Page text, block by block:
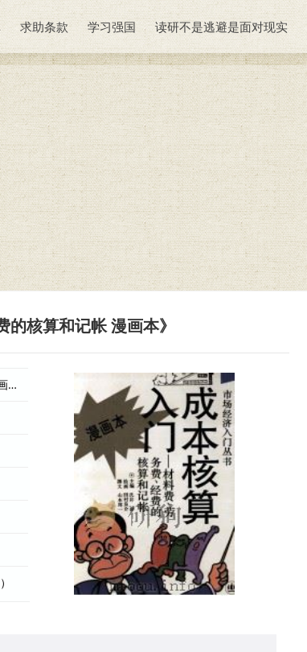
求助条款 学习强国 读研不是逃避是面对现实
的核算和记帐 漫画本》
（日）氏井岩主编；（日）田村良介绘画；（日）山本邦一撰文；刘 编者
）